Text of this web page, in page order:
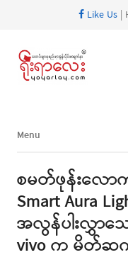
Like Us|
Menu
Menu
စမတ်ဖုန်းလေ
Smart Aura
အလွန်ပါးလွှာသေ
vivo က မိတ်